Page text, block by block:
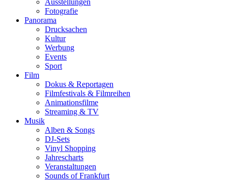
Ausstellungen
Fotografie
Panorama
Drucksachen
Kultur
Werbung
Events
Sport
Film
Dokus & Reportagen
Filmfestivals & Filmreihen
Animationsfilme
Streaming & TV
Musik
Alben & Songs
DJ-Sets
Vinyl Shopping
Jahrescharts
Veranstaltungen
Sounds of Frankfurt